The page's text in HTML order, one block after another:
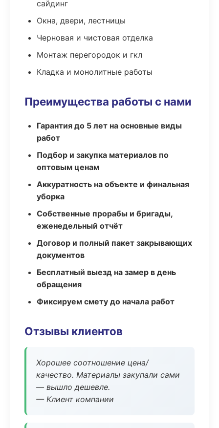
сайдинг
Окна, двери, лестницы
Черновая и чистовая отделка
Монтаж перегородок и гкл
Кладка и монолитные работы
Преимущества работы с нами
Гарантия до 5 лет на основные виды
работ
Подбор и закупка материалов по
оптовым ценам
Аккуратность на объекте и финальная
уборка
Собственные прорабы и бригады,
еженедельный отчёт
Договор и полный пакет закрывающих
документов
Бесплатный выезд на замер в день
обращения
Фиксируем смету до начала работ
Отзывы клиентов
Хорошее соотношение цена/
качество. Материалы закупали сами
— вышло дешевле.
— Клиент компании